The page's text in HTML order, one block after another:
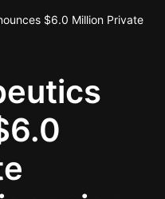
$6.0 Million Private